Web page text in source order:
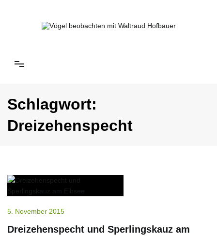
Schlagwort:
Dreizehenspecht
5. November 2015
Dreizehenspecht und Sperlingskauz am